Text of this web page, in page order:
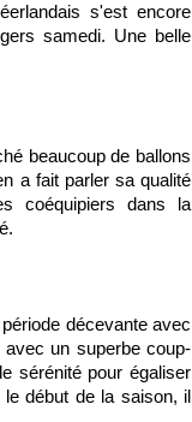
s'est encore
samedi. Une belle
beaucoup de ballons
a fait parler sa qualité
coéquipiers dans la
décevante avec
un superbe coup-
sérénité pour égaliser
début de la saison, il